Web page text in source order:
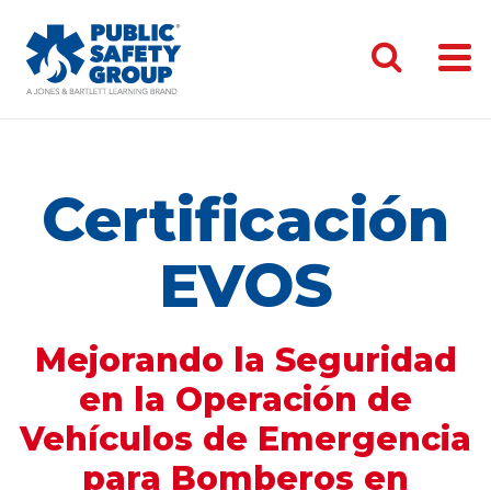
Certificación
EVOS
Mejorando la Seguridad
en la Operación de
Vehículos de Emergencia
para Bomberos en